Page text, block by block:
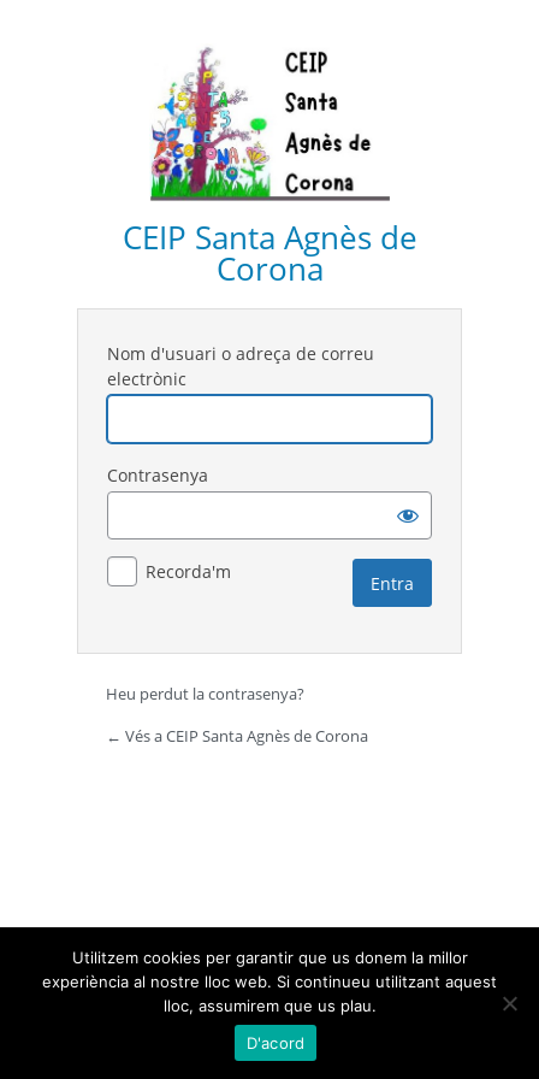
CEIP Santa Agnès de
Corona
Nom d'usuari o adreça de correu
electrònic
Contrasenya
Recorda'm
Heu perdut la contrasenya?
← Vés a CEIP Santa Agnès de Corona
Utilitzem cookies per garantir que us donem la millor
experiència al nostre lloc web. Si continueu utilitzant aquest
lloc, assumirem que us plau.
D'acord